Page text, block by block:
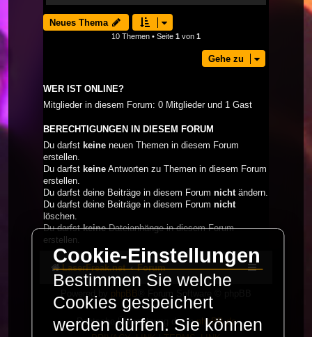
Neues Thema
10 Themen • Seite 1 von 1
Gehe zu
WER IST ONLINE?
Mitglieder in diesem Forum: 0 Mitglieder und 1 Gast
BERECHTIGUNGEN IN DIESEM FORUM
Du darfst keine neuen Themen in diesem Forum
erstellen.
Du darfst keine Antworten zu Themen in diesem Forum
erstellen.
Du darfst deine Beiträge in diesem Forum nichtändern.
Du darfst deine Beiträge in diesem Forum nicht
löschen.
Du darfstkeineDateianhänge in diesem Forum
erstellen.
LaserFreak.net Forum
phpBB
Limited
Deutsche Übersetzung durchphpBB.de
Cookie-Einstellungen
Bestimmen Sie welche
Cookies gespeichert
werden dürfen. Sie können